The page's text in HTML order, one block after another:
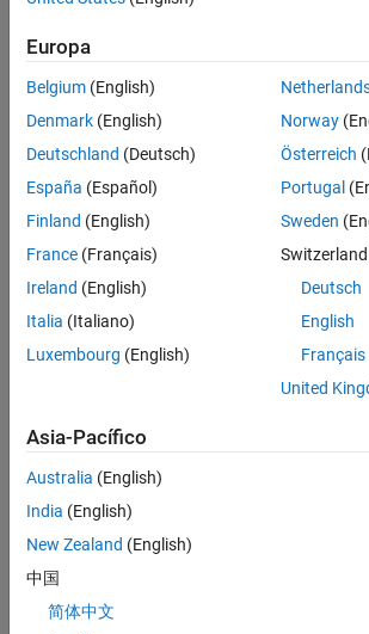
Anotaciones
Propiedades
expandir todo
Este ejemplo muestra cómo añadir un título
una gráfica utilizando las funciones
Reducir el título de las gráficas
Modifique el tamaño y la extensión de la
gráficas.
Europa
Belgium (English)
Denmark (English)
Deutschland (Deutsch)
España (Español)
Finland (English)
France (Français)
Ireland (English)
Italia (Italiano)
Luxembourg (English)
Norway
Österreich
Portugal
Sweden
Switzerland
Deutsch
English
Français
United
Asia-Pacífico
Australia (English)
India (English)
New Zealand (English)
中国
简体中文